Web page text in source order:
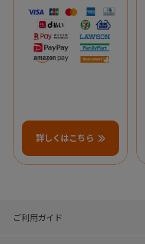
詳しくはこちら
ご利用ガイド